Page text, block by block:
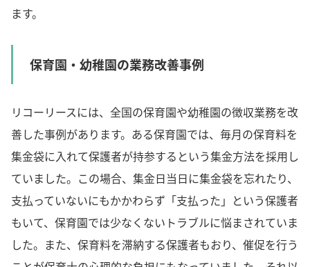
ます。
保育園・幼稚園の業務改善事例
リコーリースには、全国の保育園や幼稚園の徴収業務を改
善した事例があります。ある保育園では、毎月の保育料を
集金袋に入れて保護者が持参するという集金方法を採用し
ていました。この場合、集金日当日に集金袋を忘れたり、
支払っていないにもかかわらず「支払った」という保護者
もいて、保育園では少なくないトラブルに悩まされていま
した。また、保育料を滞納する保護者もおり、催促を行う